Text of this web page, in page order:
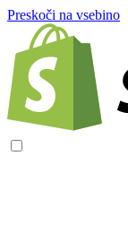
Preskoči na vsebino